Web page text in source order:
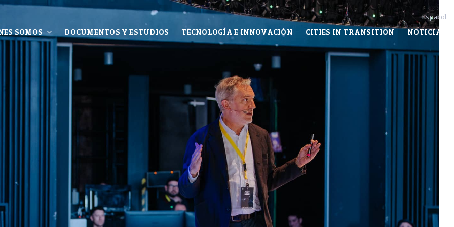
Español
SOMOS DOCUMENTOS Y ESTUDIOS TECNOLOGÍA E INNOVACIÓN CITIES IN TRANSITION NOTICIAS